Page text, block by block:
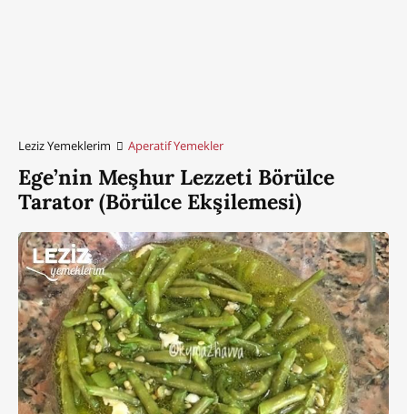
Leziz Yemeklerim Aperatif Yemekler
Ege’nin Meşhur Lezzeti Börülce
Tarator (Börülce Ekşilemesi)